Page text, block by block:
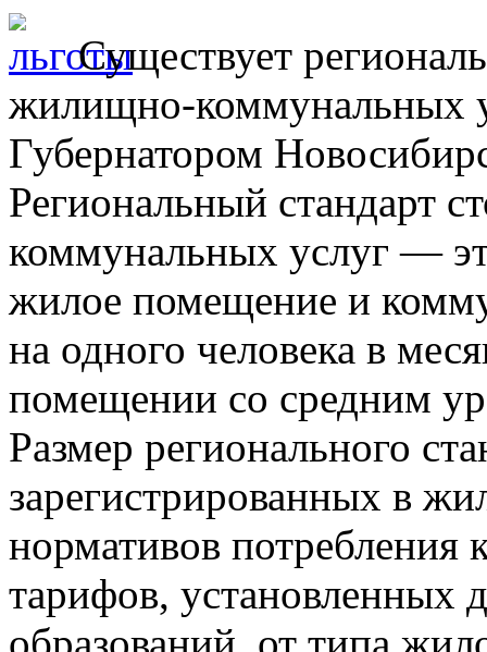
Существует
жилищно-коммунальных
Губернатором
Региональный стандарт
коммунальных услуг —
жилое помещение и
на одного человека в
помещении со средним
Размер регионального
зарегистрированных в
нормативов потребления
тарифов, установленных
образований, от типа